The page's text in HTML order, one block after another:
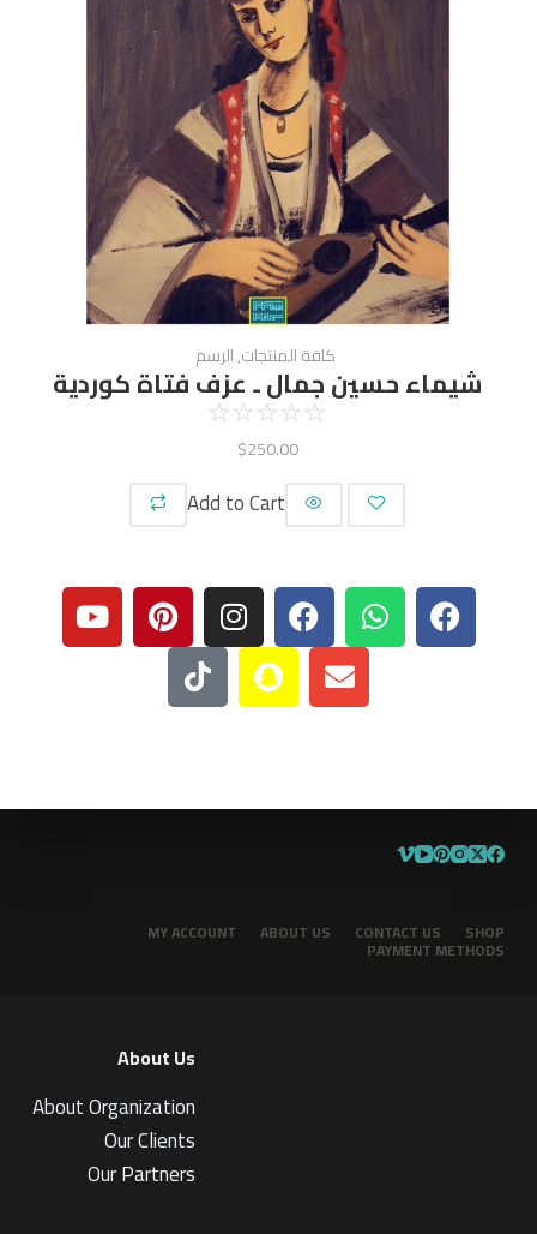
كافة المنتجات,الرسم
شيماء حسين جمال ـ عزف فتاة كوردية
☆
☆
☆
☆
☆
$250.00
Add to Cart
SHOP
CONTACT US
ABOUT US
MY ACCOUNT
PAYMENT METHODS
About Us
About Organization
Our Clients
Our Partners